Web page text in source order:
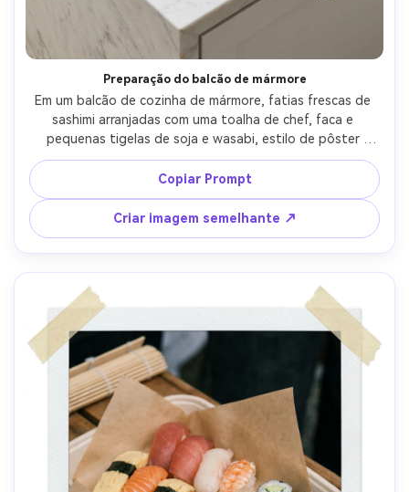
Preparação do balcão de mármore
Em um balcão de cozinha de mármore, fatias frescas de
sashimi arranjadas com uma toalha de chef, faca e
pequenas tigelas de soja e wasabi, estilo de pôster
minimalista com espaço de letras serif moderno, luz do
dia brilhante e limpa, Nikon D850 50mm f/1.8, ângulo de
cima para baixo de três quartos, humor fresco e arejado,
texturas realistas, sombras naturais, alta resolução, foco
nítido-AR 4:5
Copiar Prompt
Criar imagem semelhante ↗